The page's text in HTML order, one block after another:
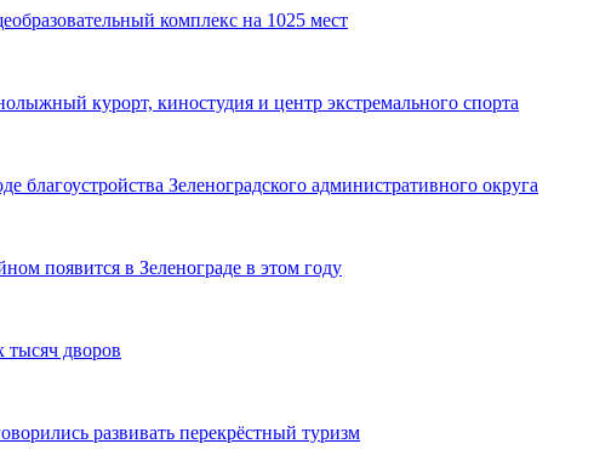
комплекс на 1025 мест
курорт, киностудия и центр экстремального спорта
благоустройства Зеленоградского административного округа
появится в Зеленограде в этом году
тысяч дворов
развивать перекрёстный туризм